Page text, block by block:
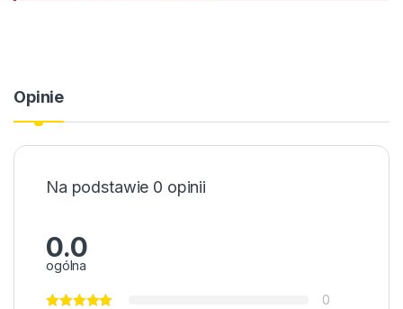
Opinie
Na podstawie 0 opinii
0.0
ogólna
0